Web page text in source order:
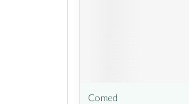
Comed